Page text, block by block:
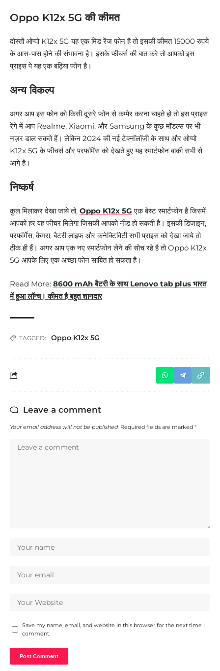
Oppo K12x 5G की कीमत
दोस्तों ओप्पो K12x 5G यह एक मिड रेंज फोन है तो इसकी कीमत 15000 रुपये
के आस-पास होने की संभावना है। इसके फीचर्स की बात करे तो आपको इस
प्राइस पे यह एक बढ़िया फोन है।
अन्य विकल्प
अगर आप इस फोन को किसी दूसरे फोन से कम्पेर करना चाहते हो तो इस प्राइस
रेंगे में आप Realme, Xiaomi, और Samsung के कुछ मॉडल्स पर भी
नज़र डाल सकते हैं। लेकिन 2024 की नई टेक्नॉलॉजी के साथ और ओप्पो
K12x 5G के फीचर्स और परफॉर्मेंस को देखते हुए यह स्मार्टफोन बाकी सभी से
आगे है।
निष्कर्ष
कुल मिलाकर देखा जाये तो, Oppo K12x 5G एक बेस्ट स्मार्टफोन है जिसमें
आपको हर वह फीचर मिलेगा जिसकी आपको नीड हो सकती है। इसकी डिजाइन,
परफॉर्मेंस, कैमरा, बैटरी लाइफ और कनेक्टिविटी सभी प्राइस को देखा जाये तो
ठीक ही हैं। अगर आप एक नए स्मार्टफोन लेने की सोच रहे है तो Oppo K12x
5G आपके लिए एक अच्छा फोन साबित हो सकता है।
Read More: 8600 mAh बैटरी के साथ Lenovo tab plus भारत
में हुआ लॉन्च। कीमत है बहुत शानदार
TAGGED: Oppo K12x 5G
Leave a comment
Your email address will not be published. Required fields are marked *
Save my name, email, and website in this browser for the next time I
comment.